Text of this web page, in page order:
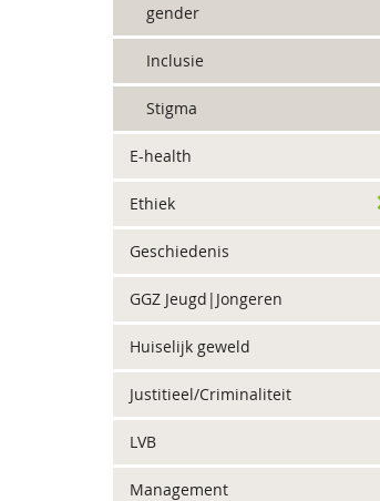
gender
Inclusie
Stigma
E-health
Ethiek
Geschiedenis
GGZ Jeugd|Jongeren
Huiselijk geweld
Justitieel/Criminaliteit
LVB
Management